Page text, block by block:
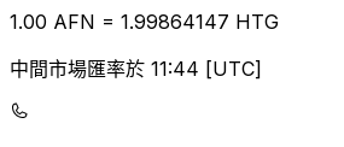
1.00 AFN = 1.99864147 HTG
中間市場匯率於 11:44 [UTC]